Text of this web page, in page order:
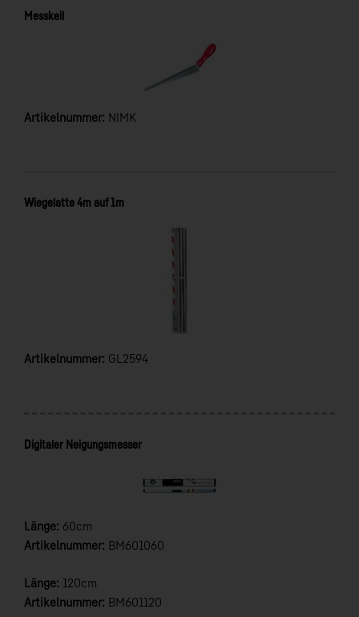
Messkeil
Artikelnummer: NIMK
Wiegelatte 4m auf 1m
Artikelnummer: GL2594
Digitaler Neigungsmesser
Länge: 60cm
Artikelnummer: BM601060
Länge: 120cm
Artikelnummer: BM601120